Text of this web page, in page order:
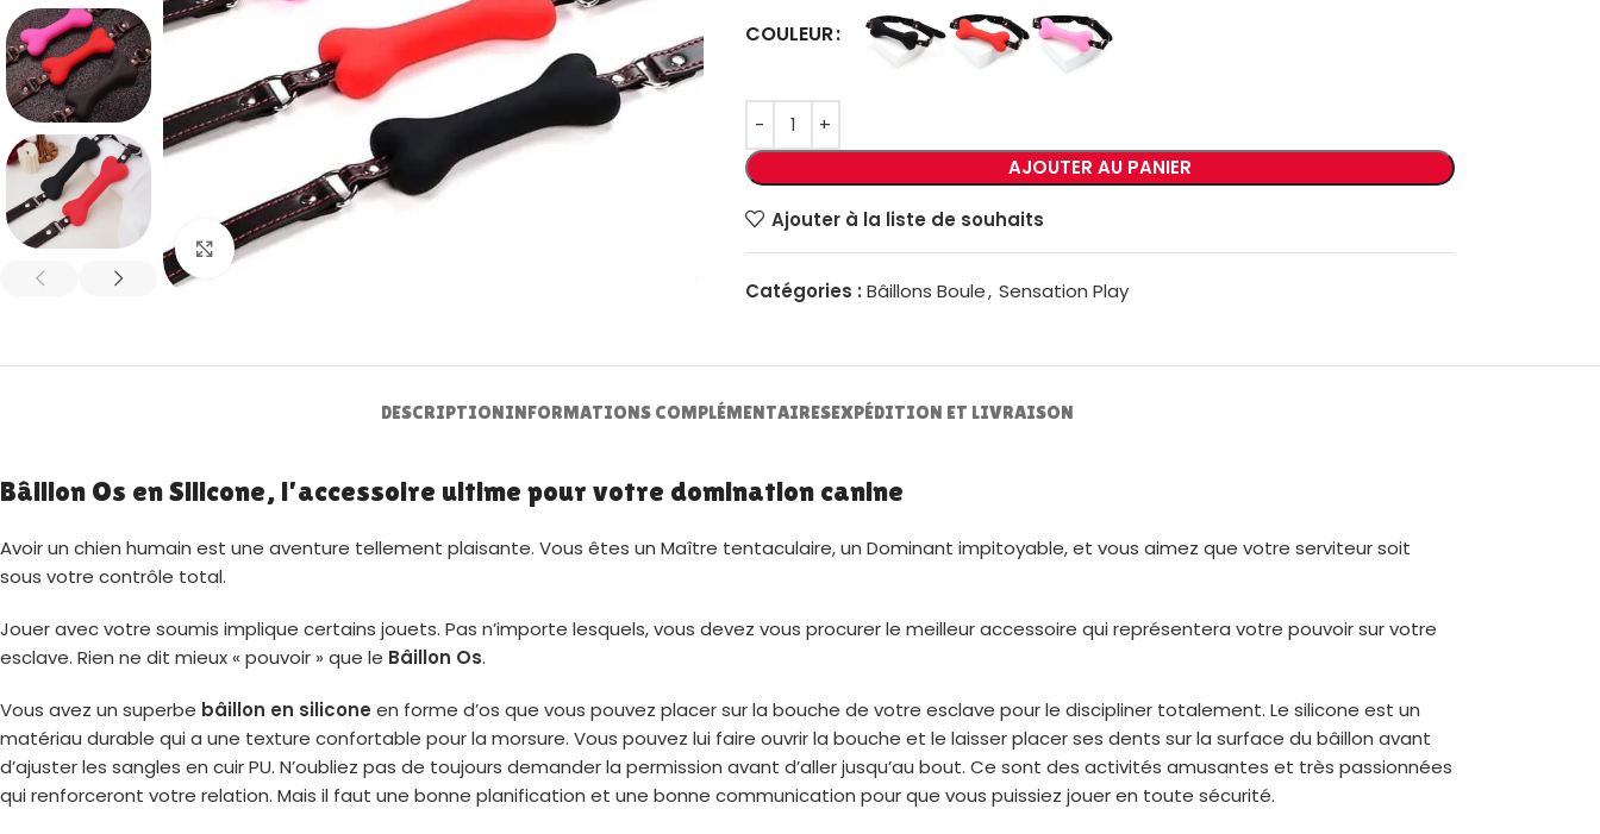
Zoom
COULEUR
AJOUTER AU PANIER
Ajouter à la liste de souhaits
Catégories : Bâillons Boule, Sensation Play
DESCRIPTIONINFORMATIONS COMPLÉMENTAIRESEXPÉDITION ET LIVRAISON
Bâillon Os en Silicone, l’accessoire ultime pour votre domination canine
Avoir un chien humain est une aventure tellement plaisante. Vous êtes un Maître tentaculaire, un Dominant impitoyable, et vous aimez que votre serviteur soit
sous votre contrôle total.
Jouer avec votre soumis implique certains jouets. Pas n’importe lesquels, vous devez vous procurer le meilleur accessoire qui représentera votre pouvoir sur votre
esclave. Rien ne dit mieux « pouvoir » que le Bâillon Os.
Vous avez un superbe bâillon en silicone en forme d’os que vous pouvez placer sur la bouche de votre esclave pour le discipliner totalement. Le silicone est un
matériau durable qui a une texture confortable pour la morsure. Vous pouvez lui faire ouvrir la bouche et le laisser placer ses dents sur la surface du bâillon avant
d’ajuster les sangles en cuir PU. N’oubliez pas de toujours demander la permission avant d’aller jusqu’au bout. Ce sont des activités amusantes et très passionnées
qui renforceront votre relation. Mais il faut une bonne planification et une bonne communication pour que vous puissiez jouer en toute sécurité.